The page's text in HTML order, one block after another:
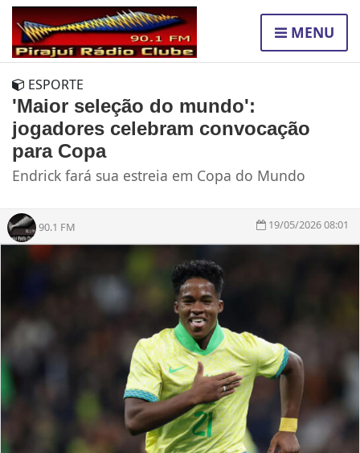
MENU
ESPORTE
'Maior seleção do mundo':
jogadores celebram convocação
para Copa
Endrick fará sua estreia em Copa do Mundo
90.1 FM 19/05/2026 08:01